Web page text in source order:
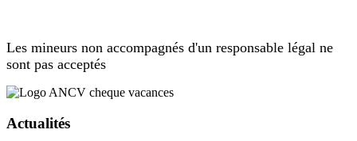
Les mineurs non accompagnés d'un responsable légal ne
sont pas acceptés
Actualités